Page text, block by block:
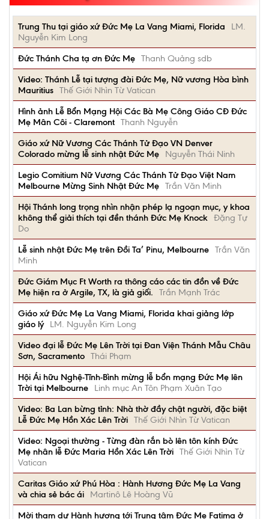
Trung Thu tại giáo xứ Đức Mẹ La Vang Miami, Florida
LM.
Nguyễn Kim Long
Đức Thánh Cha tạ ơn Đức Mẹ Thanh Quảng sdb
Video: Thánh Lễ tại tượng đài Đức Mẹ, Nữ vương Hòa bình
Mauritius Thế Giới Nhìn Từ Vatican
Hình ảnh Lễ Bổn Mạng Hội Các Bà Mẹ Công Giáo CĐ Đức
Mẹ Mân Côi - Claremont Thanh Nguyễn
Giáo xứ Nữ Vương Các Thánh Tử Đạo VN Denver
Colorado mừng lễ sinh nhật Đức Mẹ
Nguyễn Thái Ninh
Legio Comitium Nữ Vương Các Thánh Tử Đạo Việt Nam
Melbourne Mừng Sinh Nhật Đức Mẹ Trần Văn Minh
Hội Thánh long trọng nhìn nhận phép lạ ngoạn mục, y khoa
không thể giải thích tại đền thánh Đức Mẹ Knock Đặng Tự
Do
Lễ sinh nhật Đức Mẹ trên Đồi Ta’ Pinu, Melbourne Trần Văn
Minh
Đức Giám Mục Ft Worth ra thông cáo các tin đồn về Đức
Mẹ hiện ra ở Argile, TX, là giả giối.
Trần Mạnh Trác
Giáo xứ Đức Mẹ La Vang Miami, Florida khai giảng lớp
giáo lý
LM. Nguyễn Kim Long
Video đại lễ Đức Mẹ Lên Trời tại Đan Viện Thánh Mẫu Châu
Sơn, Sacramento Thái Phạm
Hội Ái hữu Nghệ-Tĩnh-Bình mừng lễ bổn mạng Đức Mẹ lên
Trời tại Melbourne
Linh mục An Tôn Phạm Xuân Tạo
Video: Ba Lan bừng tỉnh: Nhà thờ đầy chật người, đặc biệt
Lễ Đức Mẹ Hồn Xác Lên Trời Thế Giới Nhìn Từ Vatican
Video: Ngoại thường - Từng đàn rắn bò lên tôn kính Đức
Mẹ nhân lễ Ðức Maria Hồn Xác Lên Trời Thế Giới Nhìn Từ
Vatican
Caritas Giáo xứ Phú Hòa : Hành Hương Đức Mẹ La Vang
và chia sẻ bác ái
Martinô Lê Hoàng Vũ
Mời tham dự Hành hương tới Trung tâm Đức Mẹ Fatima ở